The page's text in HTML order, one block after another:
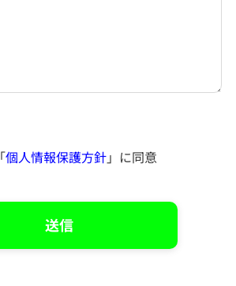
「個人情報保護方針」に同意